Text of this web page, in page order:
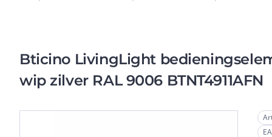
Bticino LivingLight
wip zilver RAL 9006 BTNT4911AFN